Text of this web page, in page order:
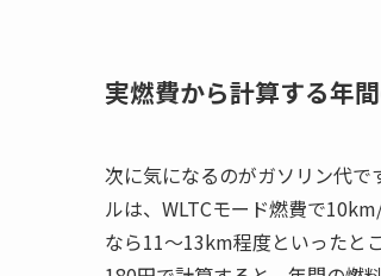
実燃費から計算する年
次に気になるのがガソリン代
ルは、WLTCモード燃費で
なら11〜13km程度といったと